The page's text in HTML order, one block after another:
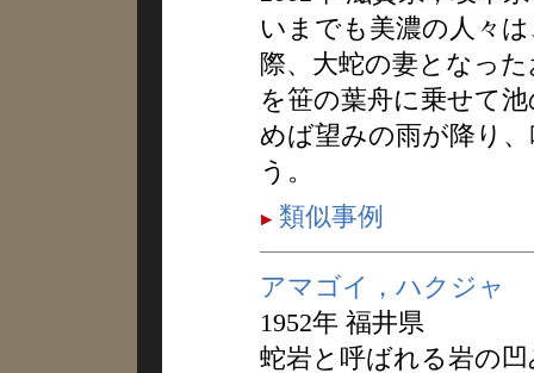
いまでも美濃の人々
際、大蛇の妻となっ
を笹の葉舟に乗せて
めば望みの雨が降り
う。
類似事例
アマゴイ，ハクジャ
1952年 福井県
蛇岩と呼ばれる岩の